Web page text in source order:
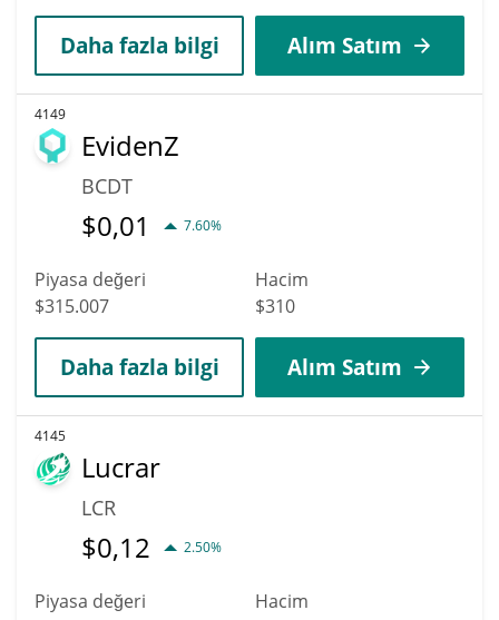
Daha fazla bilgi Alım Satım
4149
EvidenZ
BCDT
$0,01 7.60%
Piyasa değeri
$315.007
Hacim
$310
Daha fazla bilgi Alım Satım
4145
Lucrar
LCR
$0,12 2.50%
Piyasa değeri
Hacim